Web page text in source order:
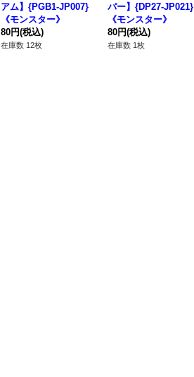
アム】{PGB1-JP007}
《モンスター》
80円(税込)
在庫数 12枚
パー】{DP27-JP021}
《モンスター》
80円(税込)
在庫数 1枚